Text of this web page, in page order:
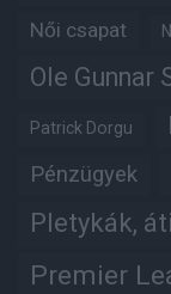
Női csapat
Ole Gunnar
Patrick Dorgu
Pénzügyek
Pletykák,
Premier